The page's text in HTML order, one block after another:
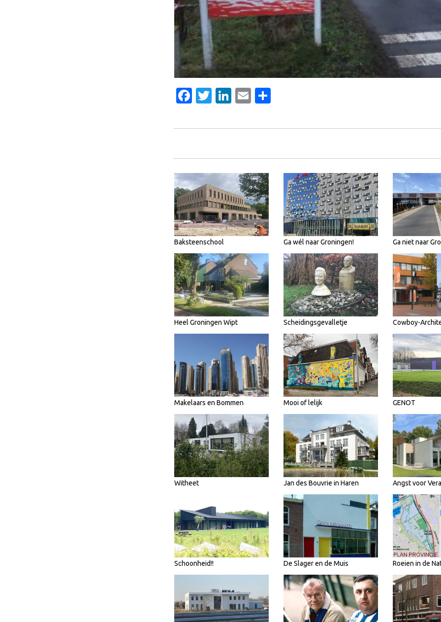
Facebook
Twitter
LinkedIn
Email
Baksteenschool Ga wél naar Groningen! Ga niet naar
Heel Groningen Wipt Scheidingsgevalletje Cowboy-
Makelaars en Bommen Mooi of lelijk GENOT
Witheet Jan des Bouvrie in Haren Angst voor
Schoonheid!! De Slager en de Muis Roeien in de